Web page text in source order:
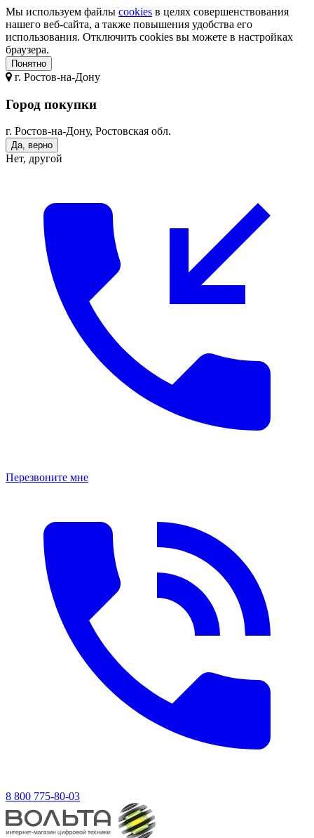
Мы используем файлы cookies в целях совершенствования
нашего веб-сайта, а также повышения удобства его
использования. Отключить cookies вы можете в настройках
браузера.
Понятно
г. Ростов-на-Дону
Город покупки
г. Ростов-на-Дону, Ростовская обл.
Да, верно
Нет, другой
Перезвоните мне
8 800 775-80-03